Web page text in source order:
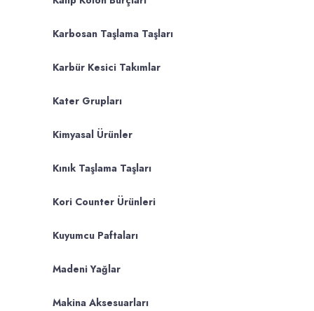
Karbosan Taşlama Taşları
Karbür Kesici Takımlar
Kater Grupları
Kimyasal Ürünler
Kınık Taşlama Taşları
Kori Counter Ürünleri
Kuyumcu Paftaları
Madeni Yağlar
Makina Aksesuarları